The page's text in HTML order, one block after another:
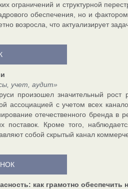
ограничений и структурной
обеспечения, но и
возросла, что актуализирует
учет, аудит»
произошел значительный рост
ассоциацией с учетом всех
отечественного бренда в
поставок. Кроме того,
собой скрытый канал
как грамотно